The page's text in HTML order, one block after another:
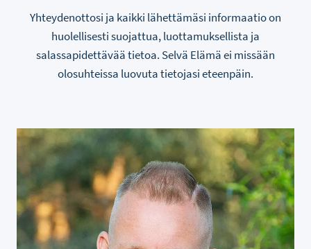
Yhteydenottosi ja kaikki lähettämäsi informaatio on
huolellisesti suojattua, luottamuksellista ja
salassapidettävää tietoa. Selvä Elämä ei missään
olosuhteissa luovuta tietojasi eteenpäin.